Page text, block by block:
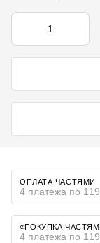
ОПЛАТА ЧАСТЯМИ
4 платежа по
«ПОКУПКА
4 платежа по